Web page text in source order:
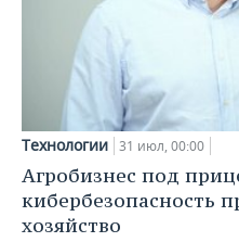
Технологии 31 июл, 00:00
Агробизнес под
кибербезопасность
хозяйство